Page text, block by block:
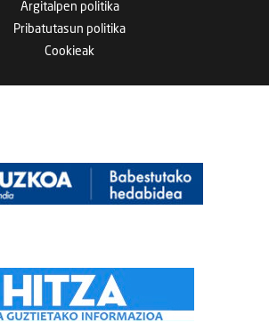
Argitalpen politika
Pribatutasun politika
Cookieak